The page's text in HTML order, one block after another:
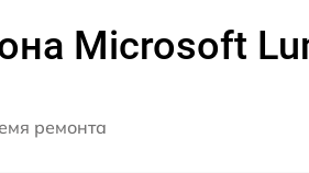
Microsoft
ремонта